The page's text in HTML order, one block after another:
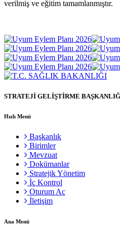
verilmiş ve eğitim tamamlanmıştır.
STRATEJİ GELİŞTİRME
Hızlı Menü
Başkanlık
Birimler
Mevzuat
Dokümanlar
Stratejik Yönetim
İç Kontrol
Oturum Aç
İletişim
Ana Menü